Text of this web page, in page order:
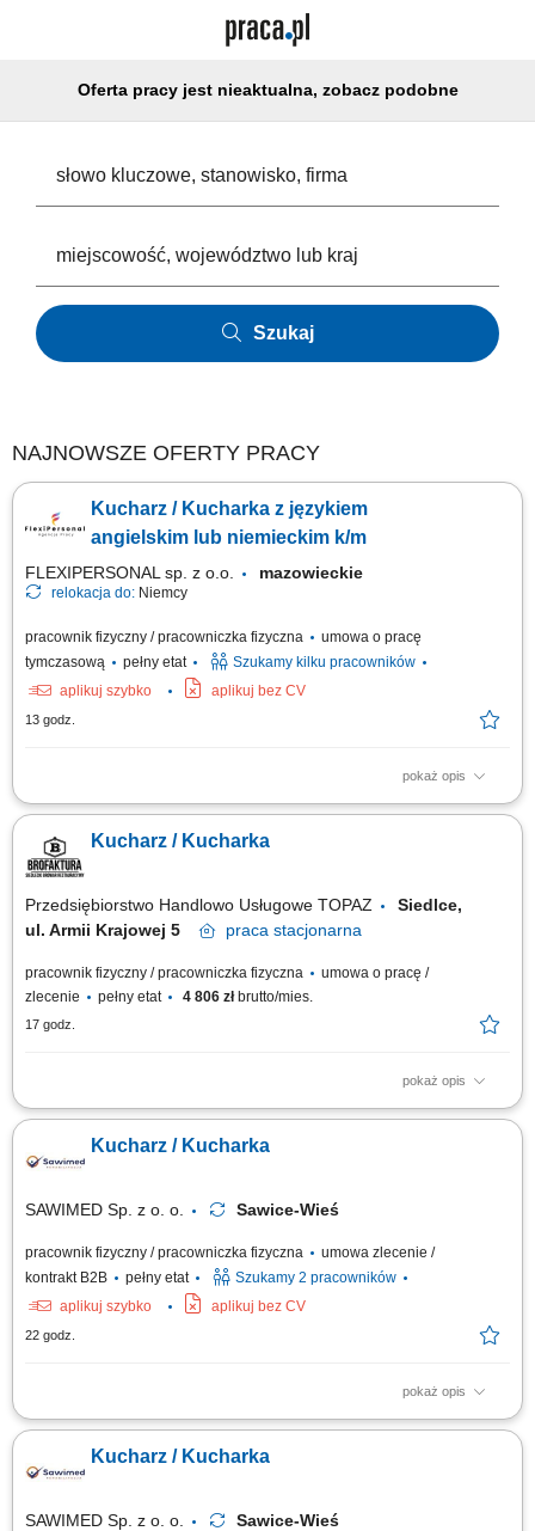
Oferta pracy jest nieaktualna, zobacz podobne
Szukaj
NAJNOWSZE OFERTY PRACY
Kucharz / Kucharka z językiem
angielskim lub niemieckim k/m
FLEXIPERSONAL sp. z o.o. mazowieckie
relokacja do: Niemcy
pracownik fizyczny / pracowniczka fizyczna
umowa o pracę
tymczasową
pełny etat
Szukamy kilku pracowników
aplikuj szybko
aplikuj bez CV
13 godz.
pokaż opis
Opis stanowiska Kompleksowe przyrządzanie oraz estetyczne
walorów smakowych oraz prezentacji wydawanych dań. Bieżące
zarządzanie stanem magazynowym oraz optymalizacja wykorzystania
Kucharz / Kucharka
Przedsiębiorstwo Handlowo Usługowe TOPAZ
Siedlce,
ul. Armii Krajowej 5
praca stacjonarna
pracownik fizyczny / pracowniczka fizyczna
umowa o pracę /
zlecenie
pełny etat 4 806 złbrutto/mies.
17 godz.
pokaż opis
Opis stanowiska: Przygotowywanie potraw zgodnie z recepturami oraz
zespołem przy realizacji bieżącej produkcji dań. Utrzymywanie
odpowiedniego poziomu przygotowanych produktów oraz wsparcie przy
Kucharz / Kucharka
SAWIMED Sp. z o. o. Sawice-Wieś
pracownik fizyczny / pracowniczka fizyczna
umowa zlecenie /
kontrakt B2B
pełny etat
Szukamy 2 pracowników
aplikuj szybko
aplikuj bez CV
22 godz.
pokaż opis
Zakres prac: Przygotowanie posiłków zgodnie z planem i dbałością o
przepływ informacji w zespole;
Kucharz / Kucharka
SAWIMED Sp. z o. o. Sawice-Wieś